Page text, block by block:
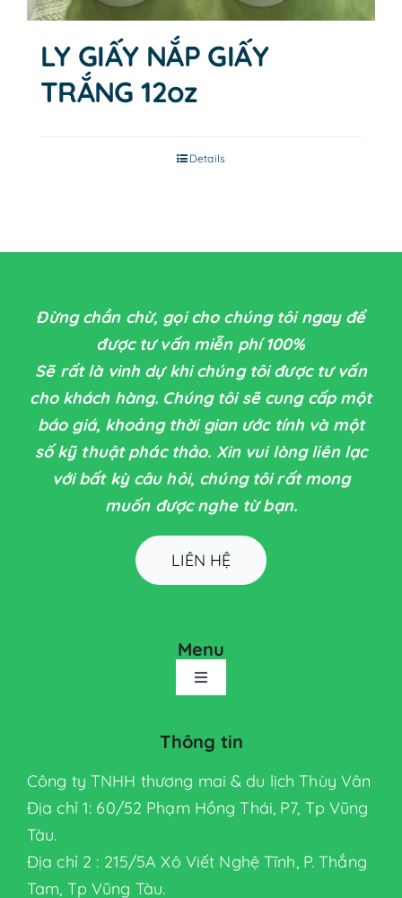
LY GIẤY NẮP GIẤY
TRẮNG 12oz
Details
Đừng chần chừ, gọi cho chúng tôi ngay để
được tư vấn miễn phí 100%
Sẽ rất là vinh dự khi chúng tôi được tư vấn
cho khách hàng. Chúng tôi sẽ cung cấp một
báo giá, khoảng thời gian ước tính và một
số kỹ thuật phác thảo. Xin vui lòng liên lạc
với bất kỳ câu hỏi, chúng tôi rất mong
muốn được nghe từ bạn.
LIÊN HỆ
Menu
Toggle
GIỚI THIỆU
SẢN PHẨM
Thông tin
Công ty TNHH thương mai & du lịch Thùy Vân
Địa chỉ 1: 60/52 Phạm Hồng Thái, P7, Tp Vũng
Tàu.
Địa chỉ 2 : 215/5A Xô Viết Nghệ Tĩnh, P. Thắng
Tam, Tp Vũng Tàu.